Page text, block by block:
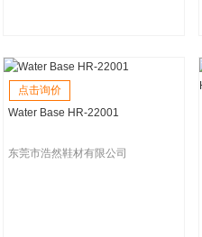
点击询价
Water Base HR-22001
东莞市浩然鞋材有限公司